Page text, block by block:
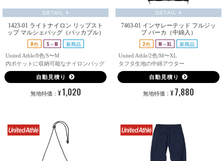
DETAIL
1423-01 ライトナイロン リップスト
ップ マルシェバッグ（パッカブル）
8色 S～M 新商品
United Athle/8色/S〜M
内ポケットに収納可能なナイロンバッグ
自動見積り
無地特価： ¥ 1,020
DETAIL
7463-01 インサレーテッド フルジッ
プ パーカ（中綿入）
2色 M～XL 新商品
United Athle/2色/M〜XL
タフタ生地の中綿アウター
自動見積り
無地特価：¥ 7,880